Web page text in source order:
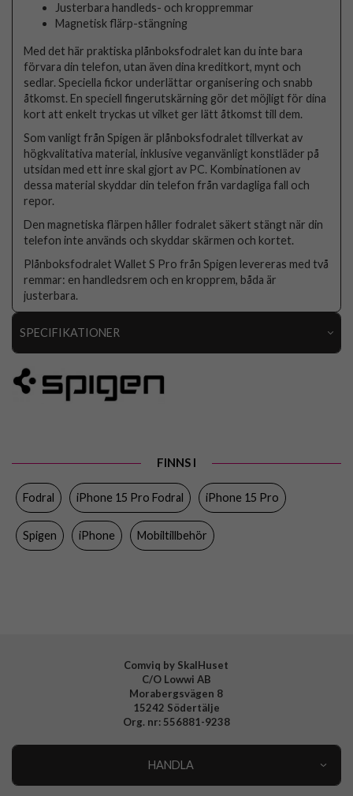
Justerbara handleds- och kroppremmar
Magnetisk flärp-stängning
Med det här praktiska plånboksfodralet kan du inte bara
förvara din telefon, utan även dina kreditkort, mynt och
sedlar. Speciella fickor underlättar organisering och snabb
åtkomst. En speciell fingerutskärning gör det möjligt för dina
kort att enkelt tryckas ut vilket ger lätt åtkomst till dem.
Som vanligt från Spigen är plånboksfodralet tillverkat av
högkvalitativa material, inklusive veganvänligt konstläder på
utsidan med ett inre skal gjort av PC. Kombinationen av
dessa material skyddar din telefon från vardagliga fall och
repor.
Den magnetiska flärpen håller fodralet säkert stängt när din
telefon inte används och skyddar skärmen och kortet.
Plånboksfodralet Wallet S Pro från Spigen levereras med två
remmar: en handledsrem och en kropprem, båda är
justerbara.
SPECIFIKATIONER
Artikelnummer
Passar till
Material Konstläder, Mjukplast (TPU)
Varumärke
FINNS I
Fodral iPhone 15 Pro Fodral iPhone 15 Pro
Spigen iPhone Mobiltillbehör
Comviq by SkalHuset
C/O Lowwi AB
Morabergsvägen 8
15242 Södertälje
Org. nr: 556881-9238
HANDLA